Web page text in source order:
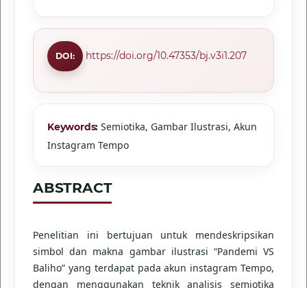
DOI: https://doi.org/10.47353/bj.v3i1.207
Keywords: Semiotika, Gambar Ilustrasi, Akun
Instagram Tempo
ABSTRACT
Penelitian ini bertujuan untuk mendeskripsikan
simbol dan makna gambar ilustrasi “Pandemi VS
Baliho” yang terdapat pada akun instagram Tempo,
dengan menggunakan teknik analisis semiotika